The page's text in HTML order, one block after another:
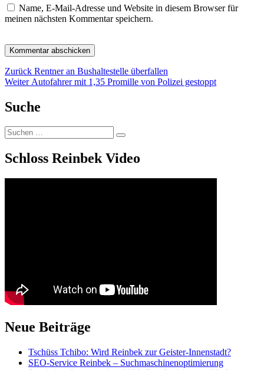
Name, E-Mail-Adresse und Website in diesem Browser für
meinen nächsten Kommentar speichern.
Beitragsnavigation
Zurück Vorheriger
Beitrag:
Rentner an Bushaltestelle überfallen
Weiter Nächster
Autofahrer mit 1,35 Promille von Polizei gestoppt
Suche
Suchen
nach:
Suchen
Schloss Reinbek Video
Neue Beiträge
Tschüss Tchibo: Wird Reinbek zur Geister-Innenstadt?
SEO-Service Reinbek – Suchmaschinenoptimierung